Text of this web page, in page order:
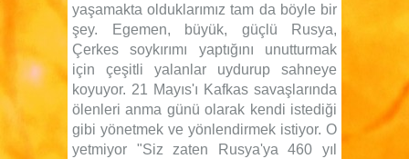
yaşamakta olduklarımız tam da böyle bir
şey. Egemen, büyük, güçlü Rusya,
Çerkes soykırımı yaptığını unutturmak
için çeşitli yalanlar uydurup sahneye
koyuyor. 21 Mayıs'ı Kafkas savaşlarında
ölenleri anma günü olarak kendi istediği
gibi yönetmek ve yönlendirmek istiyor. O
yetmiyor "Siz zaten Rusya'ya 460 yıl